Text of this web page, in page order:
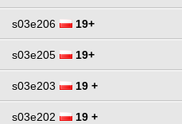
s03e206 19+
s03e205 19+
s03e203 19 +
s03e202 19 +